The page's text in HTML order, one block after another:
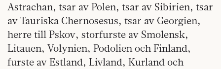
Astrachan, tsar av Polen, tsar av Sibirien, tsar
av Tauriska Chernosesus, tsar av Georgien,
herre till Pskov, storfurste av Smolensk,
Litauen, Volynien, Podolien och Finland,
furste av Estland, Livland, Kurland och